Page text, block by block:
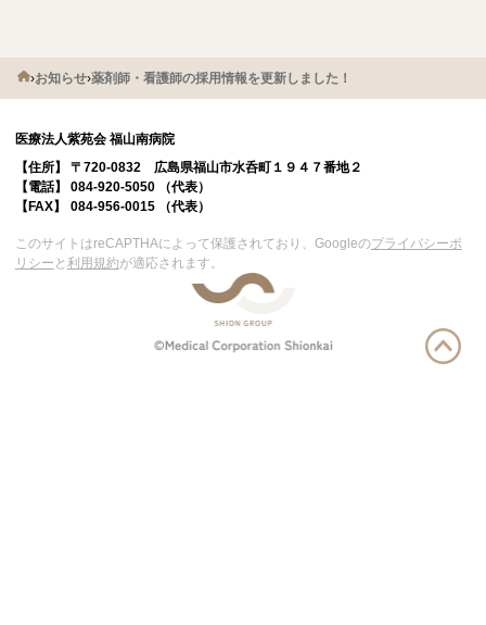
›お知らせ›薬剤師・看護師の採用情報を更新しました！
医療法人紫苑会 福山南病院
【住所】
〒720-0832 広島県福山市水呑町１９４７番地２
【電話】
084-920-5050 （代表）
【FAX】
084-956-0015 （代表）
このサイトはreCAPTHAによって保護されており、Googleのプライバシーポ
リシー と 利用規約が適応されます。